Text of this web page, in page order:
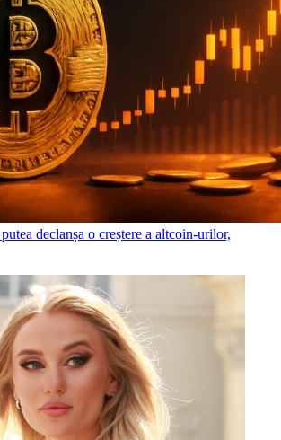
declanșa o creștere a altcoin-urilor,